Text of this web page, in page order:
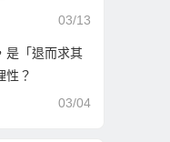
03/13
是「退而求其
性？
03/04